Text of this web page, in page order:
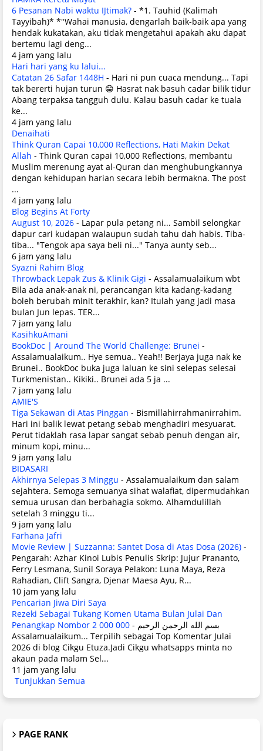
6 Pesanan Nabi waktu IJtimak? - *1. Tauhid (Kalimah
Tayyibah)* *"Wahai manusia, dengarlah baik-baik apa yang
hendak kukatakan, aku tidak mengetahui apakah aku dapat
bertemu lagi deng...
4 jam yang lalu
Hari hari yang ku lalui...
Catatan 26 Safar 1448H - Hari ni pun cuaca mendung... Tapi
tak bererti hujan turun 😁 Hasrat nak basuh cadar bilik tidur
Abang terpaksa tangguh dulu. Kalau basuh cadar ke tuala
ke...
4 jam yang lalu
Denaihati
Think Quran Capai 10,000 Reflections, Hati Makin Dekat
Allah - Think Quran capai 10,000 Reflections, membantu
Muslim merenung ayat al-Quran dan menghubungkannya
dengan kehidupan harian secara lebih bermakna. The post
...
4 jam yang lalu
Blog Begins At Forty
August 10, 2026 - Lapar pula petang ni... Sambil selongkar
dapur cari kudapan walaupun sudah tahu dah habis. Tiba-
tiba... "Tengok apa saya beli ni..." Tanya aunty seb...
6 jam yang lalu
Syazni Rahim Blog
Throwback Lepak Zus & Klinik Gigi - Assalamualaikum wbt
Bila ada anak-anak ni, perancangan kita kadang-kadang
boleh berubah minit terakhir, kan? Itulah yang jadi masa
bulan Jun lepas. TER...
7 jam yang lalu
KasihkuAmani
BookDoc | Around The World Challenge: Brunei -
Assalamualaikum.. Hye semua.. Yeah!! Berjaya juga nak ke
Brunei.. BookDoc buka juga laluan ke sini selepas selesai
Turkmenistan.. Kikiki.. Brunei ada 5 ja ...
7 jam yang lalu
AMIE'S
Tiga Sekawan di Atas Pinggan - Bismillahirrahmanirrahim.
Hari ini balik lewat petang sebab menghadiri mesyuarat.
Perut tidaklah rasa lapar sangat sebab penuh dengan air,
minum kopi, minu...
9 jam yang lalu
BIDASARI
Akhirnya Selepas 3 Minggu - Assalamualaikum dan salam
sejahtera. Semoga semuanya sihat walafiat, dipermudahkan
semua urusan dan berbahagia sokmo. Alhamdulillah
setelah 3 minggu ti...
9 jam yang lalu
Farhana Jafri
Movie Review | Suzzanna: Santet Dosa di Atas Dosa (2026) -
Pengarah: Azhar Kinoi Lubis Penulis Skrip: Jujur Prananto,
Ferry Lesmana, Sunil Soraya Pelakon: Luna Maya, Reza
Rahadian, Clift Sangra, Djenar Maesa Ayu, R...
10 jam yang lalu
Pencarian Jiwa Diri Saya
Rezeki Sebagai Tukang Komen Utama Bulan Julai Dan
Penangkap Nombor 2 000 000 - بسم الله الرحمن الرحيم
Assalamualaikum... Terpilih sebagai Top Komentar Julai
2026 di blog Cikgu Etuza.Jadi Cikgu whatsapps minta no
akaun pada malam Sel...
11 jam yang lalu
Tunjukkan Semua
PAGE RANK